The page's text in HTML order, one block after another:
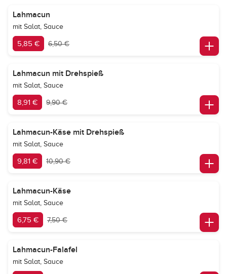
Lahmacun
mit Salat, Sauce
5,85 € 6,50 €
Lahmacun mit Drehspieß
mit Salat, Sauce
8,91 € 9,90 €
Lahmacun-Käse mit Drehspieß
mit Salat, Sauce
9,81 € 10,90 €
Lahmacun-Käse
mit Salat, Sauce
6,75 € 7,50 €
Lahmacun-Falafel
mit Salat, Sauce